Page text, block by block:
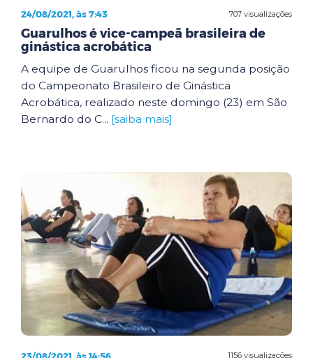
707 visualizações
24/08/2021, às 7:43
Guarulhos é vice-campeã brasileira de
ginástica acrobática
A equipe de Guarulhos ficou na segunda posição
do Campeonato Brasileiro de Ginástica
Acrobática, realizado neste domingo (23) em São
Bernardo do C... [saiba mais]
1156 visualizações
23/08/2021, às 14:56